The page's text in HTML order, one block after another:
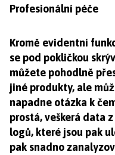
Profesionální péče
Kromě evidentní
se pod pokličkou
můžete pohodlně
jiné produkty, ale
napadne otázka k
prostá, veškerá data
logů, které jsou pak
pak snadno